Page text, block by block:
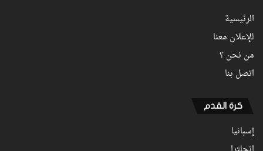
الرئيسية
للإعلان معنا
من نحن ؟
اتصل بنا
كرة القدم
إسبانيا